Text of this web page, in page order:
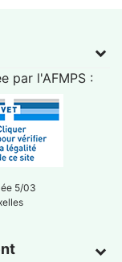
par l'AFMPS :
5/03